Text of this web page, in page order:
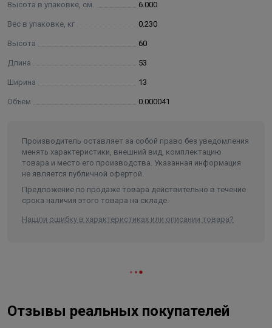
Высота в упаковке, см. 6.000
Вес в упаковке, кг 0.230
Высота 60
Длина 53
Ширина 13
Объем 0.000041
Производитель оставляет за собой право без уведомления
менять характеристики, внешний вид, комплектацию
товара и место его производства. Указанная информация
не является публичной офертой.
Предложение по продаже товара действительно в течение
срока наличия этого товара на складе.
Нашли ошибку в характеристиках или описании товара?
Отзывы реальных покупателей